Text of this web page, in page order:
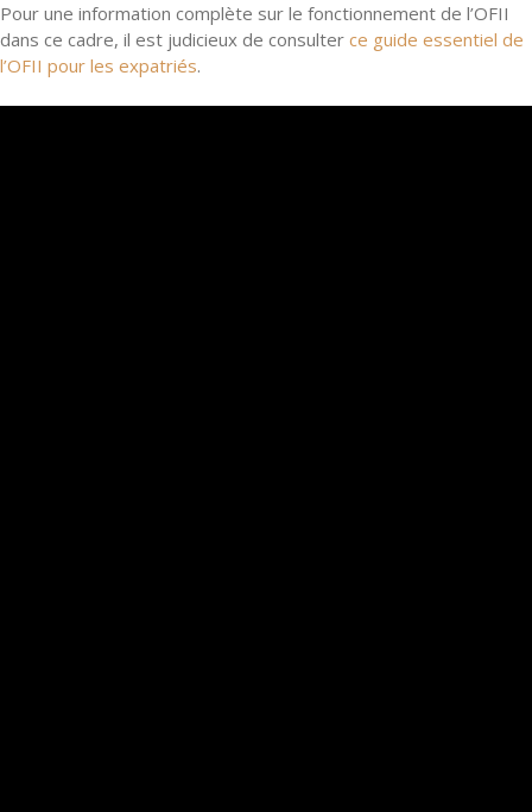
Pour une information complète sur le fonctionnement de l’OFII
dans ce cadre, il est judicieux de consulter ce guide essentiel de
l’OFII pour les expatriés.